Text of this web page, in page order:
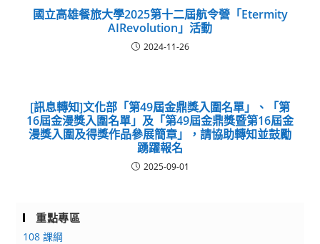
國立高雄餐旅大學2025第十二屆航令營「Etermity
AIRevolution」活動
2024-11-26
[訊息轉知]文化部「第49屆金鼎獎入圍名單」、「第
16屆金漫獎入圍名單」及「第49屆金鼎獎暨第16屆金
漫獎入圍及得獎作品參展簡章」，請協助轉知並鼓勵
踴躍報名
2025-09-01
重點專區
108 課綱